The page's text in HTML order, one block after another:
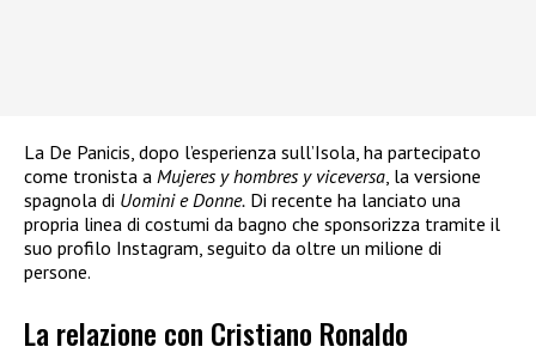
La De Panicis, dopo l’esperienza sull’Isola, ha partecipato
come tronista a Mujeres y hombres y viceversa, la versione
spagnola di Uomini e Donne. Di recente ha lanciato una
propria linea di costumi da bagno che sponsorizza tramite il
suo profilo Instagram, seguito da oltre un milione di
persone.
La relazione con Cristiano Ronaldo